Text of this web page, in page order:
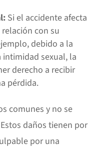
Si el accidente afecta
con su
debido a la
sexual, la
derecho a recibir
pérdida.
comunes y no se
daños tienen por
por una